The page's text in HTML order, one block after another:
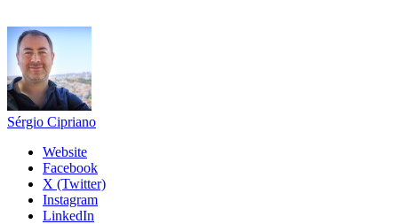
Sérgio Cipriano
Website
Facebook
X (Twitter)
Instagram
LinkedIn